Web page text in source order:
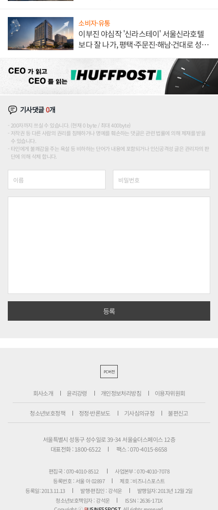
소비자·유통
이부진 야심작 '신라스테이' 서울신라호텔
보다 잘 나가, 평택·주문진·해남·건대로 성
기사댓글0개
200자까지 쓰실 수 있습니다. (현재 0 byte / 최대 400byte)
저작권 등 다른 사람의 권리를 침해하거나 명예를 훼손하는 댓글은 관련 법률에 의해 제재를 받을
수 있습니다.
타인에게 불쾌감을 주는 욕설 등 비하하는 단어가 내용에 포함되거나 인신공격성 글은 관리자의 판
단에 의해 삭제 합니다.
PC버전
회사소개 윤리강령 개인정보처리방침 이용자위원회
청소년보호정책 정정·반론보도 기사심의규정 불편신고
서울특별시 성동구 성수일로 39-34 서울숲더스페이스 12층
대표전화 : 1800-6522
팩스 : 070-4015-8658
편집국 : 070-4010-8512
사업본부 : 070-4010-7078
등록번호 : 서울 아 02897
제호 : 비즈니스포스트
등록일: 2013.11.13
발행·편집인 : 강석운
발행일자: 2013년 12월 2일
청소년보호책임자 : 강석운
ISSN : 2636-171X